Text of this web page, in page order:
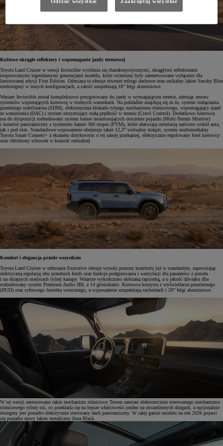
Kultowe okrągłe reflektory i wspomaganie jazdy terenowej
Toyota Land Cruiser w wersji Invincible wyróżnia się charakterystycznymi, okrągłymi reflektorami
inspirowanymi legendarnymi generacjami modelu, które wcześniej były zarezerwowane wyłącznie dla
limitowanej edycji First Edition. Odmiana ta oferuje również relingi dachowe oraz unikalny lakier Smoky Blue
niedostępny w innych konfiguracjach, a całość uzupełniają 18” felgi aluminiowe.
Wariant Invincible został kompleksowo przygotowany do jazdy w wymagającym terenie, oferując zestaw
systemów wspierających kierowcę w trudnych warunkach. Na pokładzie znajdują się m.in. system rozłączania
przedniego stabilizatora (SDM), elektroniczna blokada tylnego mechanizmu różnicowego, wspomagający zjazd
ze wzniesienia (DAC) i system utrzymujący stałą prędkość w terenie (Crawl Control). Dodatkowo kierowca
ma do dyspozycji rozbudowany system kamer monitorujących otoczenie pojazdu (Multi-Terrain Monitor)
i monitor panoramiczny z systemem kamer 360 stopni (PVM), które ułatwiają orientację zarówno wokół auta,
jak i pod nim. Standardowe wyposażenie obejmuje także 12,3” wirtualny kokpit, system multimedialny
Toyota Smart Connect+ z ekranem dotykowym o tej samej przekątnej, elektrycznie regulowany fotel kierowcy
oraz chłodzony schowek w konsoli centralnej.
Komfort i elegancja przede wszystkim
Toyota Land Cruiser w odmianie Executive oferuje wysoki poziom komfortu już w standardzie, zapewniając
elektryczną regulację obu przednich foteli oraz funkcje podgrzewania i wentylacji dla pasażerów z przodu
i na skrajnych miejscach tylnej kanapy. Wnętrze wykończono skórzaną tapicerką, a o jakość dźwięku dba
rozbudowany system Premium Audio JBL z 14 głośnikami. Kierowca korzysta z wyświetlacza przeziernego
(HUD) oraz cyfrowego lusterka wstecznego, a wyposażenie uzupełniają szyberdach i 20” felgi aluminiowe.
W tej wersji zastosowano także mechanizm różnicowy Torsen zamiast elektronicznie sterowanego mechanizmu
różnicowego tylnej osi, co przekłada się na lepsze właściwości jezdne na utwardzonych drogach, a opcjonalnie
dostępny jest ponadto elektrycznie sterowany dach panoramiczny. W całej gamie modelu na rok 2026 pojawi
się ponadto nowy lakier metaliczny Aura Black.
Odrzuć wszystkie Zaakceptuj wszystkie